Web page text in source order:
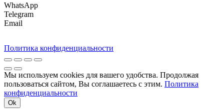
WhatsApp
Telegram
Email
Политика конфиденциальности
Мы используем cookies для вашего удобства. Продолжая
пользоваться сайтом, Вы соглашаетесь с этим. Политика
конфиденциальности
Ok